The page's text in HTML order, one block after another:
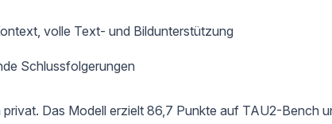
volle Text- und Bildunterstützung
Schlussfolgerungen
Das Modell erzielt 86,7 Punkte auf TAU2-Bench